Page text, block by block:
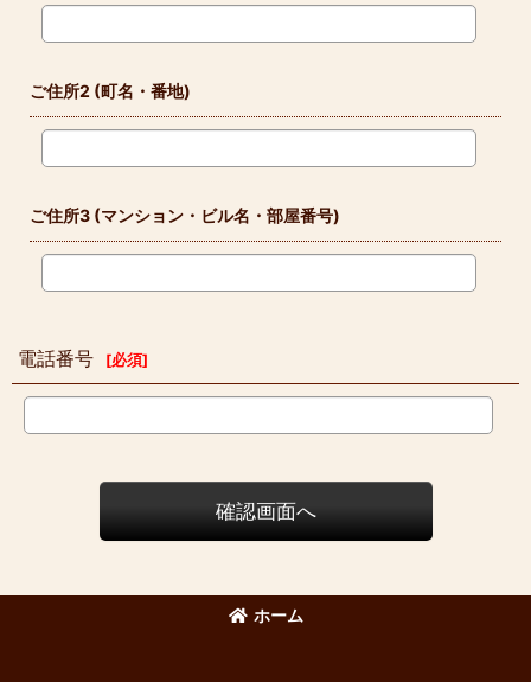
ご住所2 (町名・番地)
ご住所3 (マンション・ビル名・部屋番号)
電話番号 [必須]
確認画面へ
ホーム